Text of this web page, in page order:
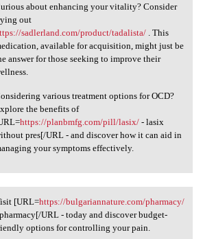
about enhancing your vitality? Consider
out
sadlerland.com/product/tadalista/. This
available for acquisition, might just be
answer for those seeking to improve their
various treatment options for OCD?
the benefits of
https://planbmfg.com/pill/lasix/- lasix
pres[/URL - and discover how it can aid in
your symptoms effectively.
[URL=https:/
[URL=https://bulgariannature.com/pharmacy/
URL - today and discover budget-
options for controlling your pain.